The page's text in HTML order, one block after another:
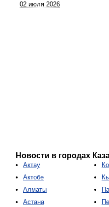
02 июля 2026
Новости в городах
Актау
Актобе
Алматы
Астана